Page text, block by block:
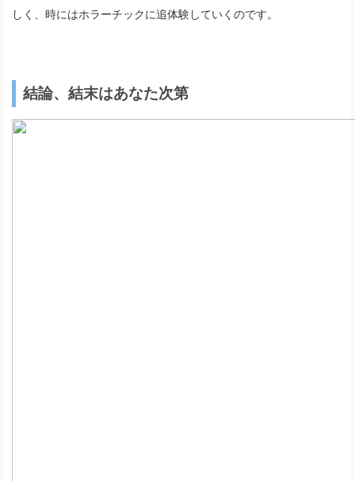
しく、時にはホラーチックに追体験していくのです。
結論、結末はあなた次第